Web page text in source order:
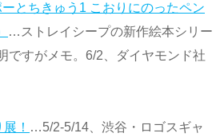
とちきゅう1 こおりにのったペン
…ストレイシープの新作絵本シリー
ですがメモ。6/2、ダイヤモンド社
！ …5/2-5/14、渋谷・ロゴスギャ